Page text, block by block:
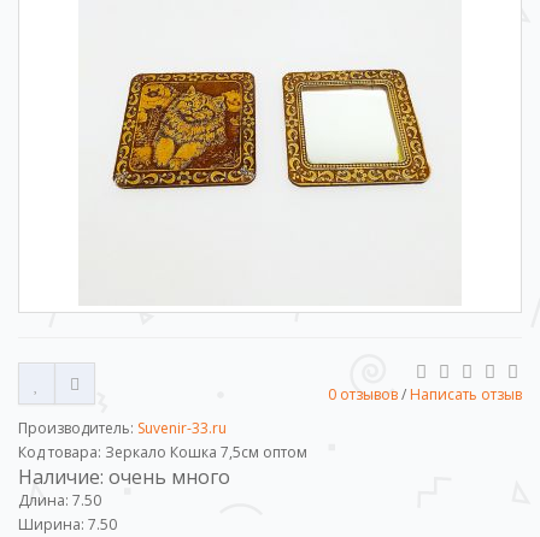
0 отзывов/ Написать отзыв
Производитель: Suvenir-33.ru
Код товара: Зеркало Кошка 7,5см оптом
Наличие: очень много
Длина: 7.50
Ширина: 7.50